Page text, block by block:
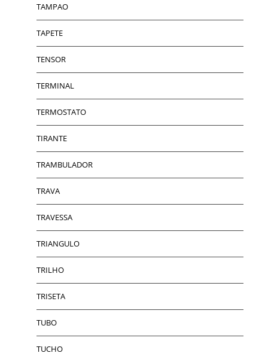
TAMPAO
TAPETE
TENSOR
TERMINAL
TERMOSTATO
TIRANTE
TRAMBULADOR
TRAVA
TRAVESSA
TRIANGULO
TRILHO
TRISETA
TUBO
TUCHO